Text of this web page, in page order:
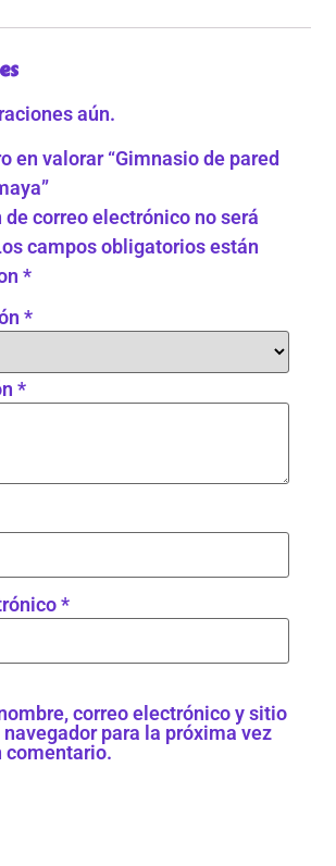
aún.
en valorar “Gimnasio de pared
de correo electrónico no será
campos obligatorios están
*
*
*
*
correo electrónico y sitio
para la próxima vez
comentario.